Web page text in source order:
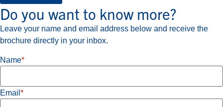
Do you want to know more?
Leave your name and email address below and receive the
brochure directly in your inbox.
Name*
Email *